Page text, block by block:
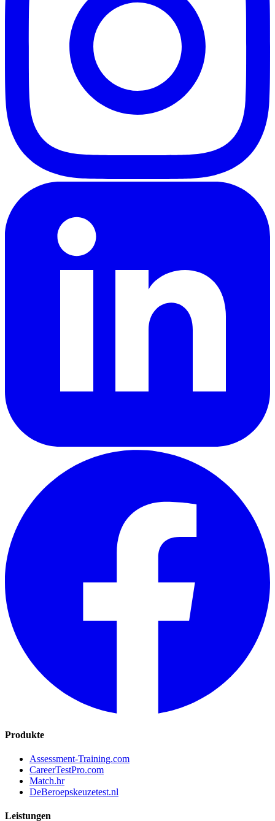
Produkte
Assessment-Training.com
CareerTestPro.com
Match.hr
DeBeroepskeuzetest.nl
Leistungen